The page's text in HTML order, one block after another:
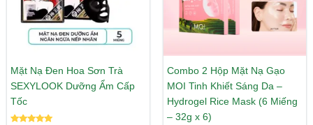
Mặt Nạ Đen Hoa Sơn Trà
SEXYLOOK Dưỡng Ẩm Cấp
Tốc
Combo 2 Hộp Mặt Nạ Gạo
MOI Tinh Khiết Sáng Da –
Hydrogel Rice Mask (6 Miếng
– 32g x 6)